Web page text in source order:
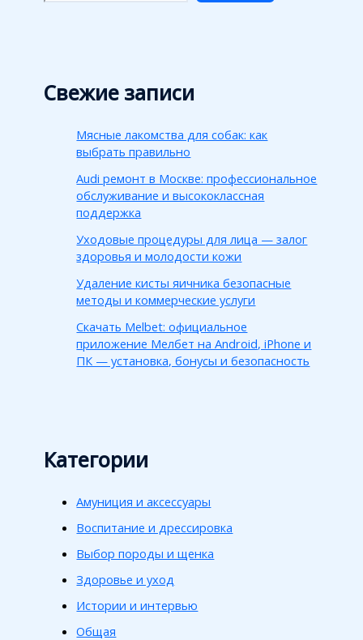
Свежие записи
Мясные лакомства для собак: как
выбрать правильно
Audi ремонт в Москве: профессиональное
обслуживание и высококлассная
поддержка
Уходовые процедуры для лица — залог
здоровья и молодости кожи
Удаление кисты яичника безопасные
методы и коммерческие услуги
Скачать Melbet: официальное
приложение Мелбет на Android, iPhone и
ПК — установка, бонусы и безопасность
Категории
Амуниция и аксессуары
Воспитание и дрессировка
Выбор породы и щенка
Здоровье и уход
Истории и интервью
Общая